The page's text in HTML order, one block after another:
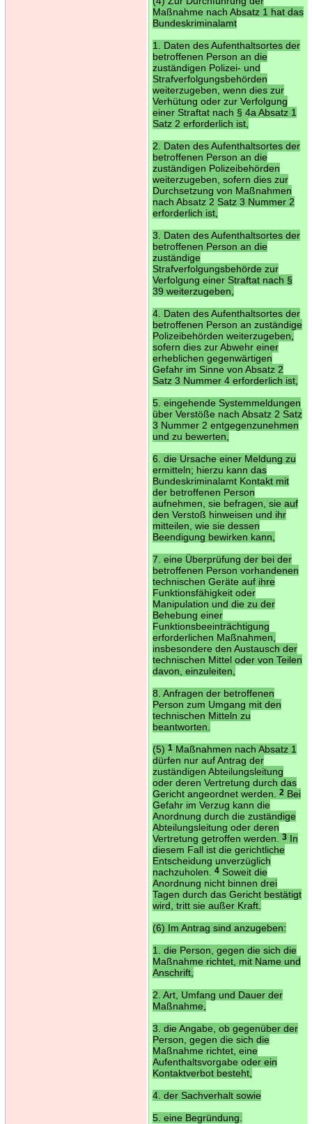
Maßnahme nach Absatz 1 hat das
Bundeskriminalamt
1. Daten des Aufenthaltsortes der
betroffenen Person an die
zuständigen Polizei- und
Strafverfolgungsbehörden
weiterzugeben, wenn dies zur
Verhütung oder zur Verfolgung
einer Straftat nach § 4a Absatz 1
Satz 2 erforderlich ist,
2. Daten des Aufenthaltsortes der
betroffenen Person an die
zuständigen Polizeibehörden
weiterzugeben, sofern dies zur
Durchsetzung von Maßnahmen
nach Absatz 2 Satz 3 Nummer 2
erforderlich ist,
3. Daten des Aufenthaltsortes der
betroffenen Person an die
zuständige
Strafverfolgungsbehörde zur
Verfolgung einer Straftat nach §
39 weiterzugeben,
4. Daten des Aufenthaltsortes der
betroffenen Person an zuständige
Polizeibehörden weiterzugeben,
sofern dies zur Abwehr einer
erheblichen gegenwärtigen
Gefahr im Sinne von Absatz 2
Satz 3 Nummer 4 erforderlich ist,
5. eingehende Systemmeldungen
über Verstöße nach Absatz 2 Satz
3 Nummer 2 entgegenzunehmen
und zu bewerten,
6. die Ursache einer Meldung zu
ermitteln; hierzu kann das
Bundeskriminalamt Kontakt mit
der betroffenen Person
aufnehmen, sie befragen, sie auf
den Verstoß hinweisen und ihr
mitteilen, wie sie dessen
Beendigung bewirken kann,
7. eine Überprüfung der bei der
betroffenen Person vorhandenen
technischen Geräte auf ihre
Funktionsfähigkeit oder
Manipulation und die zu der
Behebung einer
Funktionsbeeinträchtigung
erforderlichen Maßnahmen,
insbesondere den Austausch der
technischen Mittel oder von Teilen
davon, einzuleiten,
8. Anfragen der betroffenen
Person zum Umgang mit den
technischen Mitteln zu
beantworten.
(5) 1Maßnahmen nach Absatz 1
dürfen nur auf Antrag der
zuständigen Abteilungsleitung
oder deren Vertretung durch das
Gericht angeordnet werden.
2Bei
Gefahr im Verzug kann die
Anordnung durch die zuständige
Abteilungsleitung oder deren
Vertretung getroffen werden.
3In
diesem Fall ist die gerichtliche
Entscheidung unverzüglich
nachzuholen.
4Soweit die
Anordnung nicht binnen drei
Tagen durch das Gericht bestätigt
wird, tritt sie außer Kraft.
(6) Im Antrag sind anzugeben:
1. die Person, gegen die sich die
Maßnahme richtet, mit Name und
Anschrift,
2. Art, Umfang und Dauer der
Maßnahme,
3. die Angabe, ob gegenüber der
Person, gegen die sich die
Maßnahme richtet, eine
Aufenthaltsvorgabe oder ein
Kontaktverbot besteht,
4. der Sachverhalt sowie
5. eine Begründung.